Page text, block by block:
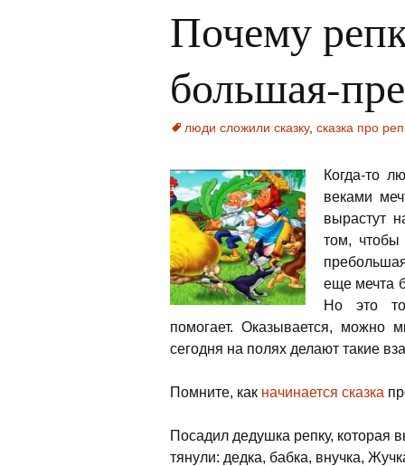
Почему
большая-
люди сложили сказку, сказка про
Когда-то
веками
вырастут
том, чтобы
еще мечта
Но это
помогает. Оказывается, можно
сегодня на полях делают такие
Помните, как начинается сказка
Посадил дедушка репку,
тянули: дедка, бабка, внучка,